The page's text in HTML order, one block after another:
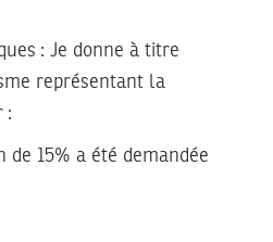
: Je donne à titre
représentant la
:
de 15% a été demandée